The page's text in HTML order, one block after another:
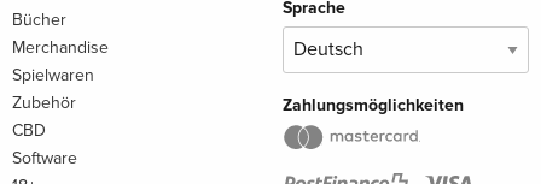
Bücher
Merchandise
Spielwaren
Zubehör
CBD
Software
Sprache
Zahlungsmöglichkeiten